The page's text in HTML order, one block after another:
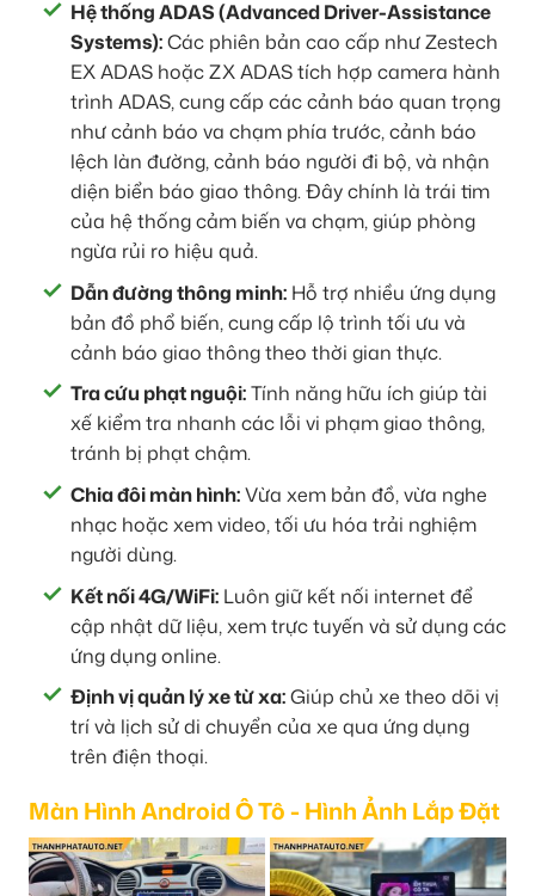
Hệ thống ADAS (Advanced Driver-Assistance
Systems):Các phiên bản cao cấp như Zestech
EX ADAS hoặc ZX ADAS tích hợp camera hành
trình ADAS, cung cấp các cảnh báo quan trọng
như cảnh báo va chạm phía trước, cảnh báo
lệch làn đường, cảnh báo người đi bộ, và nhận
diện biển báo giao thông. Đây chính là trái tim
của hệ thống cảm biến va chạm, giúp phòng
ngừa rủi ro hiệu quả.
Dẫn đường thông minh: Hỗ trợ nhiều ứng dụng
bản đồ phổ biến, cung cấp lộ trình tối ưu và
cảnh báo giao thông theo thời gian thực.
Tra cứu phạt nguội:Tính năng hữu ích giúp tài
xế kiểm tra nhanh các lỗi vi phạm giao thông,
tránh bị phạt chậm.
Chia đôi màn hình:Vừa xem bản đồ, vừa nghe
nhạc hoặc xem video, tối ưu hóa trải nghiệm
người dùng.
Kết nối 4G/WiFi: Luôn giữ kết nối internet để
cập nhật dữ liệu, xem trực tuyến và sử dụng các
ứng dụng online.
Định vị quản lý xe từ xa:Giúp chủ xe theo dõi vị
trí và lịch sử di chuyển của xe qua ứng dụng
trên điện thoại.
Màn Hình Android Ô Tô - Hình Ảnh Lắp Đặt